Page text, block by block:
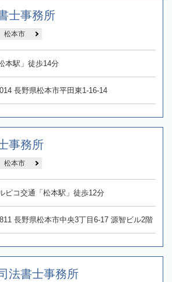
士事務所
松本市
本駅」徒歩14分
長野県松本市平田東1-16-14
事務所
松本市
ピコ交通「松本駅」徒歩12分
長野県松本市中央3丁目6-17 源智ビル2階
法書士事務所